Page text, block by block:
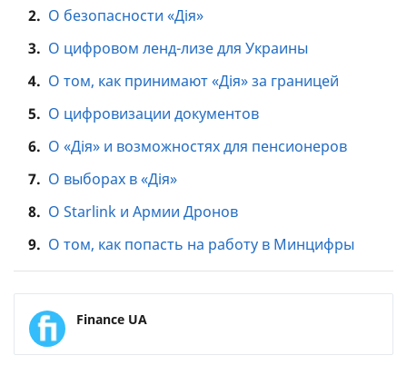
2. О безопасности «Дія»
3. О цифровом ленд-лизе для Украины
4. О том, как принимают «Дія» за границей
5. О цифровизации документов
6. О «Дія» и возможностях для пенсионеров
7. О выборах в «Дія»
8. О Starlink и Армии Дронов
9. О том, как попасть на работу в Минцифры
Finance UA